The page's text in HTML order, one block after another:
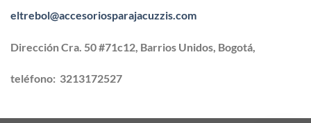
eltrebol@accesoriosparajacuzzis.com
Dirección Cra. 50 #71c12, Barrios Unidos, Bogotá,
teléfono: 3213172527